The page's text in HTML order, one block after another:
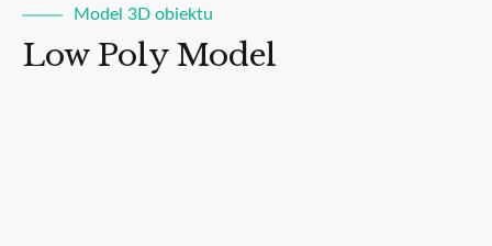
Model 3D obiektu
Low Poly Model